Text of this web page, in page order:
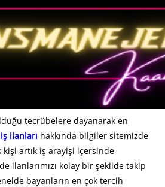
tecrübelere dayanarak en
ilanları hakkında bilgiler sitemizde
artık iş arayişi içersinde
ilanlarımızı kolay bir şekilde takip
bayanların en çok tercih